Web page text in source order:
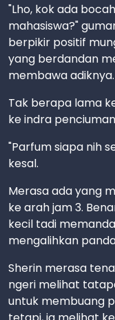
"Lho, kok ada
mahasiswa?"
berpikir positif
yang berdandan
membawa adiknya.
Tak berapa lama
ke indra
"Parfum siapa nih
kesal.
Merasa ada yang
ke arah jam 3.
kecil tadi
mengalihkan
Sherin merasa
ngeri melihat
untuk membuang